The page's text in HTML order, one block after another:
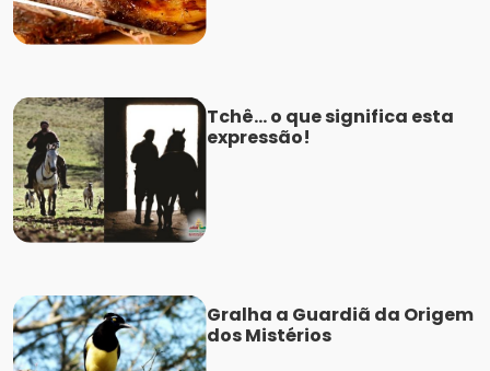
Tchê... o que significa esta
expressão!
Gralha a Guardiã da Origem
dos Mistérios